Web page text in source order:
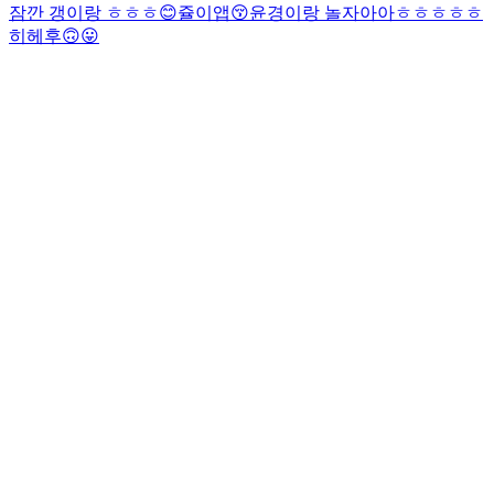
잠깐 갱이랑 ㅎㅎㅎ😊쥴이앱😚윤경이랑 놀자아아ㅎㅎㅎㅎㅎ
히헤후🙃😛